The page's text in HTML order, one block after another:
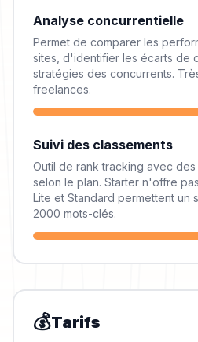
Analyse concurrentielle
Permet de comparer les
sites, d'identifier les écarts de
stratégies des concurrents.
freelances.
Suivi des classements
Outil de rank tracking avec
selon le plan. Starter n'offre
Lite et Standard permettent un
2000 mots-clés.
💰Tarifs